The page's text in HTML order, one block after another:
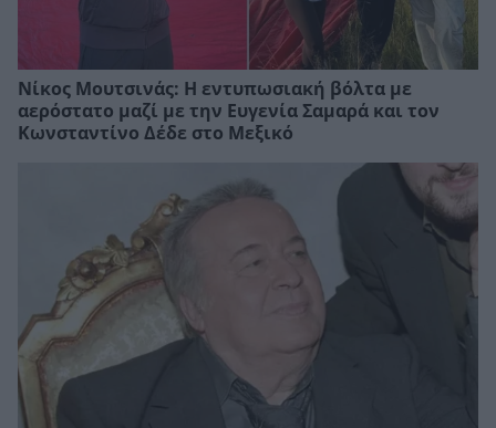
Νίκος Μουτσινάς: Η εντυπωσιακή βόλτα με
αερόστατο μαζί με την Ευγενία Σαμαρά και τον
Κωνσταντίνο Δέδε στο Μεξικό